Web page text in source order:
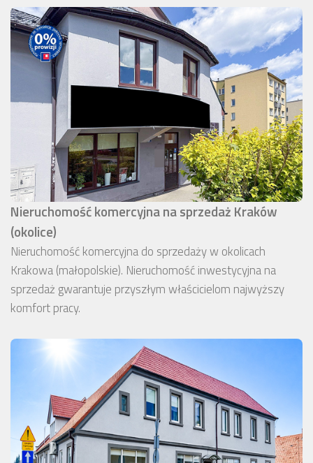
Nieruchomość komercyjna na sprzedaż Kraków
(okolice)
Nieruchomość komercyjna do sprzedaży w okolicach
Krakowa (małopolskie). Nieruchomość inwestycyjna na
sprzedaż gwarantuje przyszłym właścicielom najwyższy
komfort pracy.